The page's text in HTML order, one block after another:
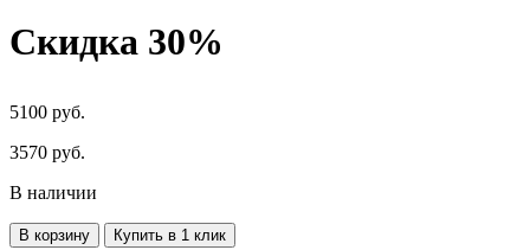
Скидка 30%
5100 руб.
3570 руб.
В наличии
В корзину Купить в 1 клик